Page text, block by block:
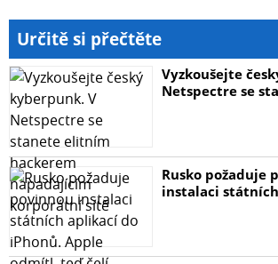
Určitě si přečtěte
Vyzkoušejte
Netspectre se
Rusko požaduje
instalaci